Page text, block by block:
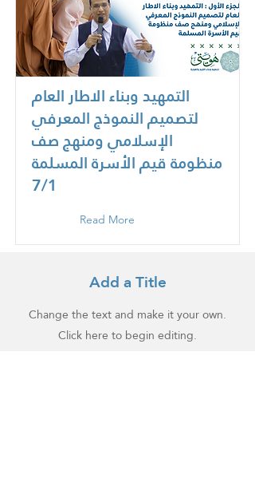
التمهيد وبناء الاطار العام
لتصميم النموذج المعرفي
الإسلامي ومنهج صف
منظومة قيم الأسرة المسلمة
7/1
Read More
Add a Title
Change the text and make it your own.
Click here to begin editing.